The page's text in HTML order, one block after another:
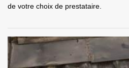
de votre choix de prestataire.